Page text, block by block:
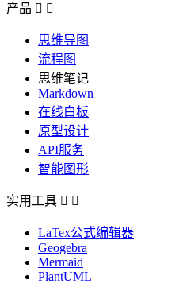
产品  
思维导图
流程图
思维笔记
Markdown
在线白板
原型设计
API服务
智能图形
实用工具  
LaTex公式编辑器
Geogebra
Mermaid
PlantUML